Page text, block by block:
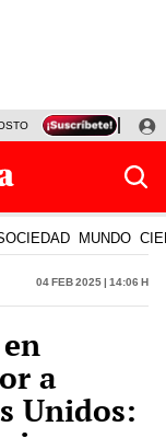
TINKA RESULTADOS
MUNDO
04 Feb 2025 | 14:06 h
a
Unidos: